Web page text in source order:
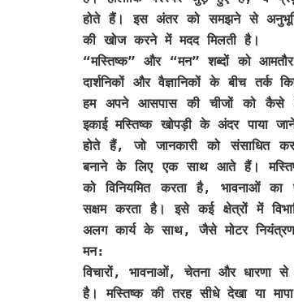
होते हैं। इस अंतर को समझने से
की खोज करने में मदद मिलती है।
“मस्तिष्क” और “मन” शब्दों को
दार्शनिकों और वैज्ञानिकों के बीच
हम अपने आसपास की चीजों को कैसे
इकाई मस्तिष्क खोपड़ी के अंदर पाया
होते हैं, जो जानकारी को संसाधित
बनाने के लिए एक साथ आते हैं।
को विनियमित करता है, भावनाओं
सक्षम करता है। इसे कई क्षेत्रों में
अलग कार्य के साथ, जैसे मोटर नियंत्रण,
मन:
विचारों, भावनाओं, चेतना और धारणा
है। मस्तिष्क की तरह सीधे देखा या